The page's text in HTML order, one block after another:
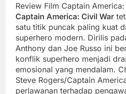
Review Film Captain
Captain America: Civil War
satu titik puncak paling kuat
superhero modern. Dirilis
Anthony dan Joe Russo ini
konflik superhero menjadi
emosional yang mendalam.
Steve Rogers/Captain
perlawanan terhadap